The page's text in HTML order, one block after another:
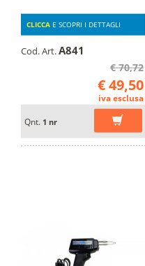
CLICCA E SCOPRI I DETTAGLI
Cod. Art.A841
€ 70,72
€ 49,50
iva esclusa
Qnt. 1 nr